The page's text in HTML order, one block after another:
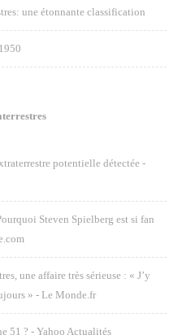
une étonnante classification
potentielle détectée -
Steven Spielberg est si fan
une affaire très sérieuse : « J’y
» - Le Monde.fr
51 ? - Yahoo Actualités